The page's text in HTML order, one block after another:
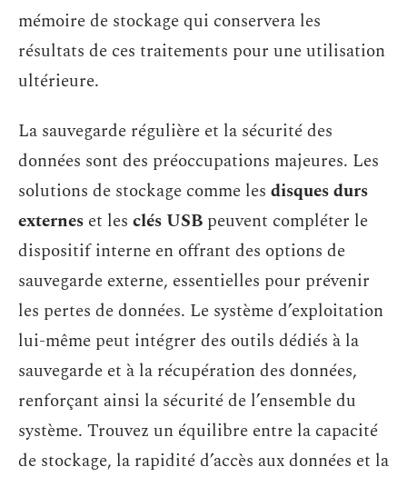
mémoire de stockage qui conservera les
résultats de ces traitements pour une utilisation
ultérieure.
La sauvegarde régulière et la sécurité des
données sont des préoccupations majeures. Les
solutions de stockage comme les disques durs
externes et les clés USB peuvent compléter le
dispositif interne en offrant des options de
sauvegarde externe, essentielles pour prévenir
les pertes de données. Le système d’exploitation
lui-même peut intégrer des outils dédiés à la
sauvegarde et à la récupération des données,
renforçant ainsi la sécurité de l’ensemble du
système. Trouvez un équilibre entre la capacité
de stockage, la rapidité d’accès aux données et la